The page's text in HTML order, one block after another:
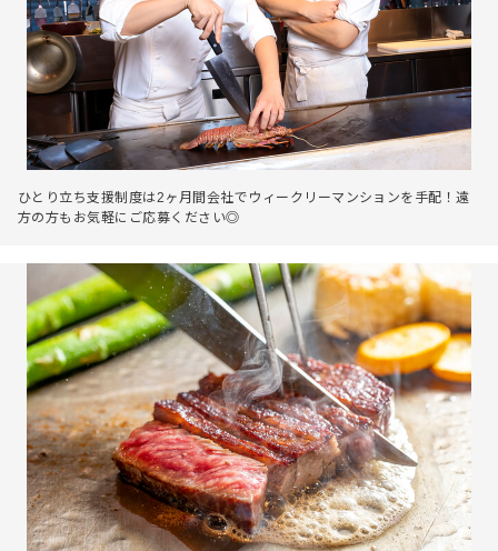
ひとり立ち支援制度は2ヶ月間会社でウィークリーマンションを手配！遠
方の方もお気軽にご応募ください◎